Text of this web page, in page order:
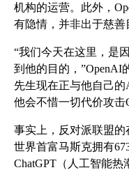
机构的运营。此外，
有隐情，并非出于慈善
“我们今天在这里，是
到他的目的，”OpenAI
先生现在正与他自己的
他会不惜一切代价攻击
事实上，反对派联盟的
世界首富马斯克拥有
ChatGPT（人工智能